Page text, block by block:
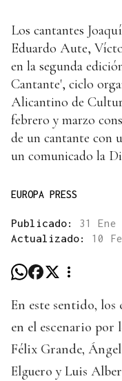
Los cantantes
Eduardo Aute,
en la segunda
Cantante', ciclo
Alicantino de
febrero y marzo
de un cantante con
un comunicado la
EUROPA PRESS
Publicado: 31
Actualizado: 10
En este sentido, los
en el escenario por
Félix Grande,
Elguero y Luis